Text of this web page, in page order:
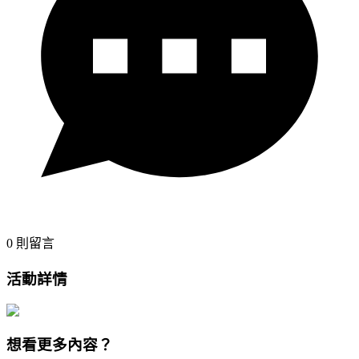
0 則留言
活動詳情
想看更多內容？